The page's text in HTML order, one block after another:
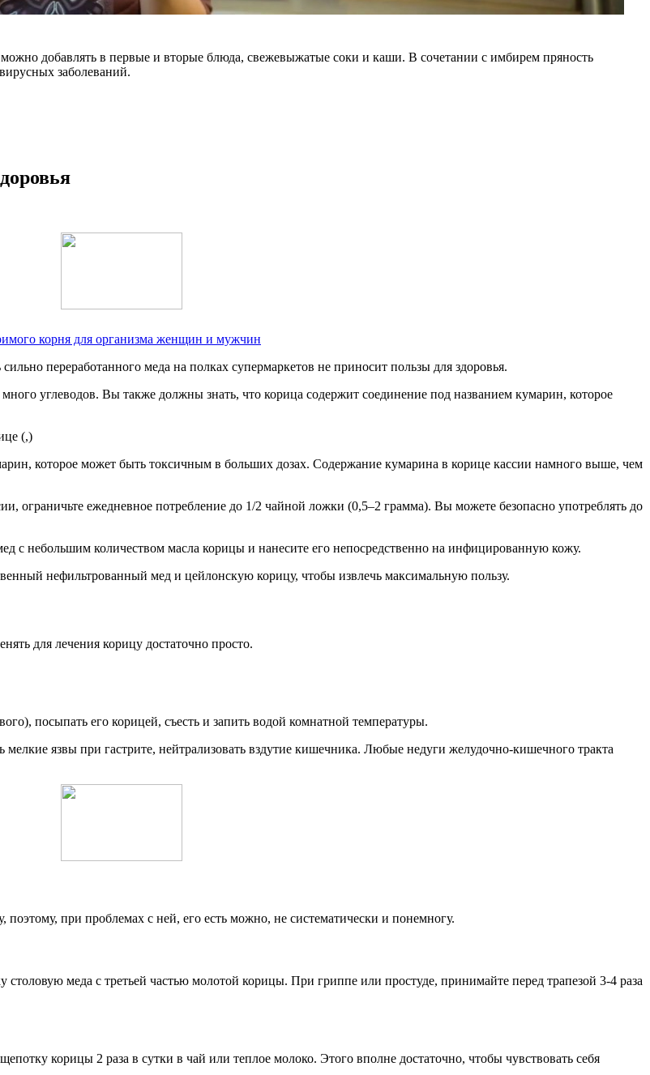
добавлять в первые и вторые блюда, свежевыжатые соки и каши. В сочетании с имбирем пряность
заболеваний.
корня для организма женщин и мужчин
переработанного меда на полках супермаркетов не приносит пользы для здоровья.
углеводов. Вы также должны знать, что корица содержит соединение под названием кумарин, которое
(,)
которое может быть токсичным в больших дозах. Содержание кумарина в корице кассии намного выше, чем
ограничьте ежедневное потребление до 1/2 чайной ложки (0,5–2 грамма). Вы можете безопасно употреблять до
с небольшим количеством масла корицы и нанесите его непосредственно на инфицированную кожу.
нефильтрованный мед и цейлонскую корицу, чтобы извлечь максимальную пользу.
для лечения корицу достаточно просто.
посыпать его корицей, съесть и запить водой комнатной температуры.
язвы при гастрите, нейтрализовать вздутие кишечника. Любые недуги желудочно-кишечного тракта
при проблемах с ней, его есть можно, не систематически и понемногу.
меда с третьей частью молотой корицы. При гриппе или простуде, принимайте перед трапезой 3-4 раза
корицы 2 раза в сутки в чай или теплое молоко. Этого вполне достаточно, чтобы чувствовать себя